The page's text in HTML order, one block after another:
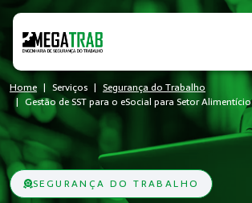
Home Serviços
Segurança do Trabalho
Gestão de SST para o eSocial para Setor Alimentício
SEGURANÇA DO TRABALHO